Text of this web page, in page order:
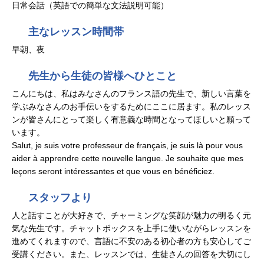
日常会話（英語での簡単な文法説明可能）
主なレッスン時間帯
早朝、夜
先生から生徒の皆様へひとこと
こんにちは、私はみなさんのフランス語の先生で、新しい言葉を
学ぶみなさんのお手伝いをするためにここに居ます。私のレッス
ンが皆さんにとって楽しく有意義な時間となってほしいと願って
います。
Salut, je suis votre professeur de français, je suis là pour vous
aider à apprendre cette nouvelle langue. Je souhaite que mes
leçons seront intéressantes et que vous en bénéficiez.
スタッフより
人と話すことが大好きで、チャーミングな笑顔が魅力の明るく元
気な先生です。チャットボックスを上手に使いながらレッスンを
進めてくれますので、言語に不安のある初心者の方も安心してご
受講ください。また、レッスンでは、生徒さんの回答を大切にし